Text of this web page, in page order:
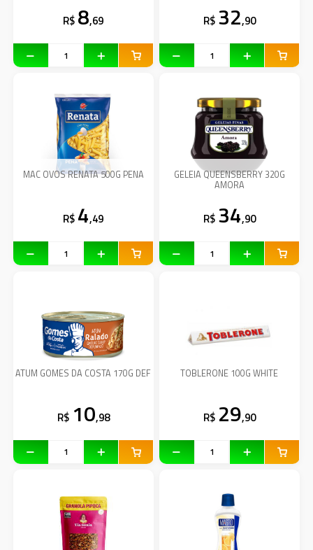
R$ 8,69 R$ 32,90
MAC OVOS RENATA 500G PENA
R$ 4,49
GELEIA QUEENSBERRY 320G
AMORA
R$ 34,90
ATUM GOMES DA COSTA 170G DEF
R$ 10,98
TOBLERONE 100G WHITE
R$ 29,90